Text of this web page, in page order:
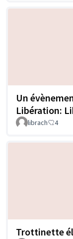
Un
Libération:
librach 4
Trottinette